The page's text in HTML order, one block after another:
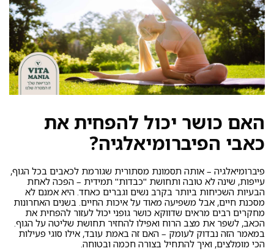
האם כושר יכול להפחית את
כאבי הפיברומיאלגיה?
פיברומיאלגיה – אותה תסמונת מסתורית שגורמת לכאבים בכל הגוף,
עייפות, שינה לא טובה ותחושת "כבדות" תמידית – הפכה לאחת
הבעיות השכיחות ביותר בקרב נשים וגברים כאחד. היא אמנם לא
מסכנת חיים, אבל משפיעה מאוד על איכות החיים. בשנים האחרונות
מחקרים רבים מראים שדווקא כושר גופני יכול לעזור להפחית את
הכאב, לשפר את מצב הרוח ואפילו להחזיר תחושת שליטה על הגוף.
במאמר הזה נבדוק לעומק – האם זה באמת עובד, אילו סוגי פעילות
הכי מומלצים, ואיך להתחיל בצורה חכמה ובטוחה.